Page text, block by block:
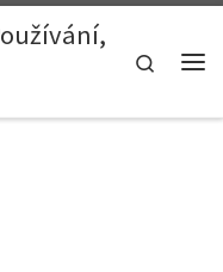
Search